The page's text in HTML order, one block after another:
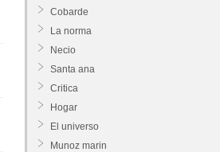
Cobarde
La norma
Necio
Santa ana
Critica
Hogar
El universo
Munoz marin